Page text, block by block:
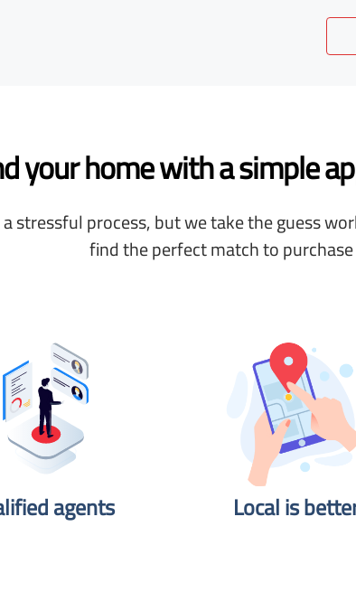
your home with a simple
stressful process, but we take the guess
find the perfect match to
agents​ Local is